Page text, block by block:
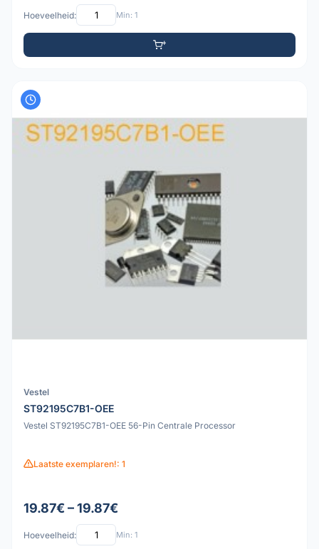
Hoeveelheid: Min: 1
Vestel
ST92195C7B1-OEE
Vestel ST92195C7B1-OEE 56-Pin Centrale Processor
Laatste exemplaren!: 1
19.87€ – 19.87€
Hoeveelheid: Min: 1